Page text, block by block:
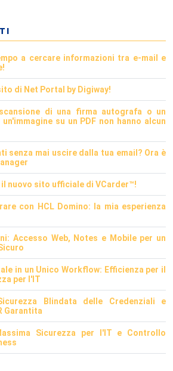
a cercare informazioni tra e-mail e
di Net Portal by Digiway!
di una firma autografa o un
su un PDF non hanno alcun
senza mai uscire dalla tua email? Ora è
il nuovo sito ufficiale di VCarder™!
con HCL Domino: la mia esperienza
Accesso Web, Notes e Mobile per un
in un Unico Workflow: Efficienza per il
per l'IT
Blindata delle Credenziali e
Garantita
Sicurezza per l'IT e Controllo